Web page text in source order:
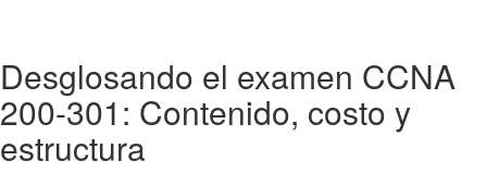
Desglosando el examen CCNA
200-301: Contenido, costo y
estructura